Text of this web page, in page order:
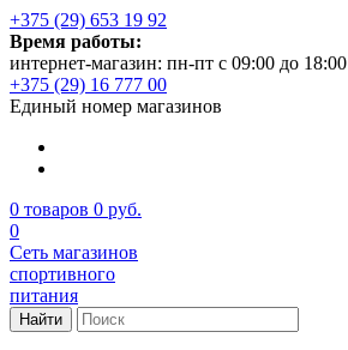
+375 (29) 653 19 92
Время работы:
интернет-магазин: пн-пт с 09:00 до 18:00
+375 (29) 16 777 00
Единый номер магазинов
0 товаров 0 руб.
0
Сеть магазинов
спортивного
питания
Найти